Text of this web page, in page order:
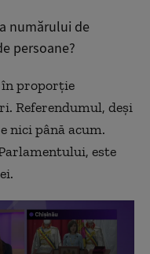
numărului de
persoane?
în proporție
Referendumul, deși
nici până acum.
este